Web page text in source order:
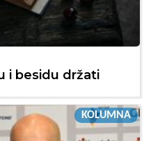
i besidu držati
KOLUMNA